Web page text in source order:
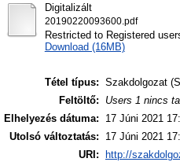
Digitalizált
20190220093600.pdf
Restricted to Registered
Download (16MB)
Tétel típus: Szakdolgozat
Feltöltő:
Users 1 nincs
Elhelyezés dátuma:
17 Júni 2021
Utolsó változtatás:
17 Júni 2021
URI:
http://